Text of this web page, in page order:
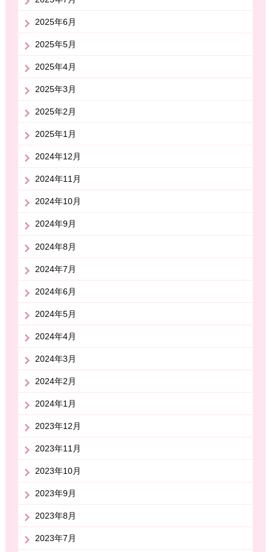
2025年6月
2025年5月
2025年4月
2025年3月
2025年2月
2025年1月
2024年12月
2024年11月
2024年10月
2024年9月
2024年8月
2024年7月
2024年6月
2024年5月
2024年4月
2024年3月
2024年2月
2024年1月
2023年12月
2023年11月
2023年10月
2023年9月
2023年8月
2023年7月